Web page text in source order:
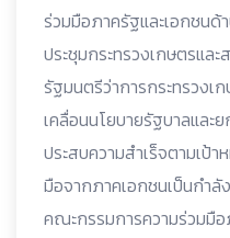
ร่วมมือภาครัฐและเอกชน
ประชุมกระทรวงเกษตรแล
รัฐมนตรีว่าการกระทรวงเ
เคลื่อนนโยบายรัฐบาลและ
ประสบความสำเร็จตามเป้
มือจากภาคเอกชนเป็นกำ
คณะกรรมการความร่วมมือ